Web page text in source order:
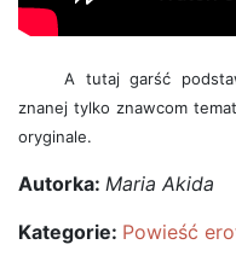
A tutaj garść
znanej tylko znawcom
oryginale.
Autorka: Maria Akida
Kategorie: Powieść